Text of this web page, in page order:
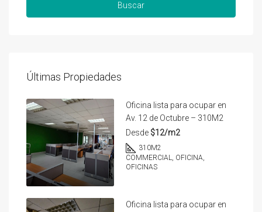
Buscar
Últimas Propiedades
Oficina lista para ocupar en
Av. 12 de Octubre – 310M2
Desde $12/m2
310M2
COMMERCIAL, OFICINA,
OFICINAS
Oficina lista para ocupar en